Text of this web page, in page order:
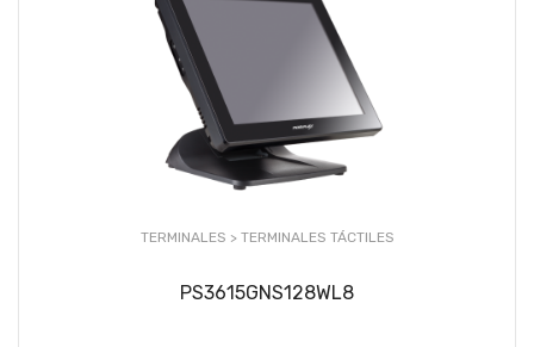
TERMINALES > TERMINALES TÁCTILES
PS3615GNS128WL8